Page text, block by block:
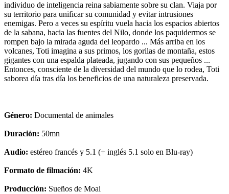
individuo de inteligencia reina sabiamente sobre su clan. Viaja por
su territorio para unificar su comunidad y evitar intrusiones
enemigas. Pero a veces su espíritu vuela hacia los espacios abiertos
de la sabana, hacia las fuentes del Nilo, donde los paquidermos se
rompen bajo la mirada aguda del leopardo ... Más arriba en los
volcanes, Toti imagina a sus primos, los gorilas de montaña, estos
gigantes con una espalda plateada, jugando con sus pequeños ...
Entonces, consciente de la diversidad del mundo que lo rodea, Toti
saborea día tras día los beneficios de una naturaleza preservada.
Género: Documental de animales
Duración: 50mn
Audio: estéreo francés y 5.1 (+ inglés 5.1 solo en Blu-ray)
Formato de filmación: 4K
Producción: Sueños de Moai